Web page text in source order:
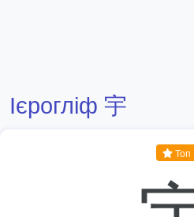
Ієрогліф 宇
Топ